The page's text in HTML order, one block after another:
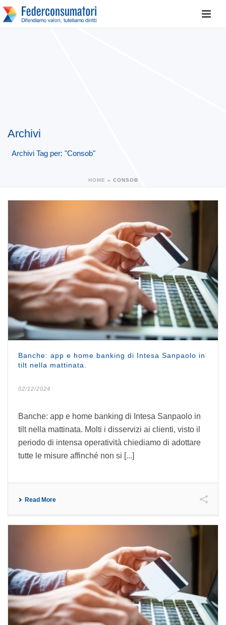
Archivi
Archivi Tag per: "Consob"
HOME » CONSOB
Banche: app e home banking di Intesa Sanpaolo in
tilt nella mattinata.
02/12/2024
Banche: app e home banking di Intesa Sanpaolo in
tilt nella mattinata. Molti i disservizi ai clienti, visto il
periodo di intensa operatività chiediamo di adottare
tutte le misure affinché non si [...]
Read More